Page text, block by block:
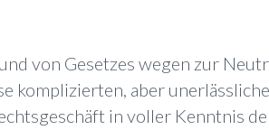
von Gesetzes wegen zur
komplizierten, aber
in voller Kenntnis